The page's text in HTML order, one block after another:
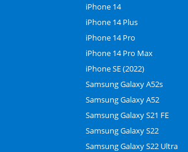
iPhone 14
iPhone 14 Plus
iPhone 14 Pro
iPhone 14 Pro Max
iPhone SE (2022)
Samsung Galaxy A52s
Samsung Galaxy A52
Samsung Galaxy S21 FE
Samsung Galaxy S22
Samsung Galaxy S22 Ultra